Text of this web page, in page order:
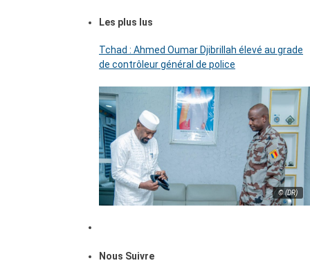
Les plus lus
Tchad : Ahmed Oumar Djibrillah élevé au grade
de contrôleur général de police
© (DR)
Nous Suivre